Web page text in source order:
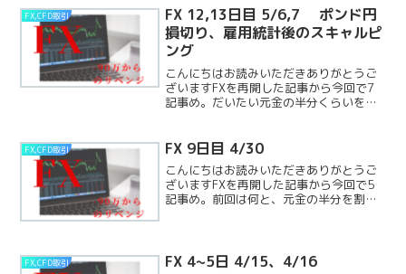
り、今回はめっちゃくちゃ負けてしまい
ました。ゼロカ。でReadMore...
FX,CFD取引
FX 12,13日目 5/6,7 ポンド円
損切り、雇用統計後のスキャルピ
ング
こんにちはお読みいただきありがとうご
ざいますFXを再開した記事から今回で7
記事め。だいたい元金の半分くらいを死
回記事、FXを再開）FXを再開！4月2日～
こんにちは。ReadMore...
FX,CFD取引 FX 9日目 4/30
こんにちはお読みいただきありがとうご
ざいますFXを再開した記事から今回で5
記事め。前回は何と、元金の半分を割っ
事、FXを再開）FXReadMore...
FX,CFD取引 FX 4~5日 4/15、4/16